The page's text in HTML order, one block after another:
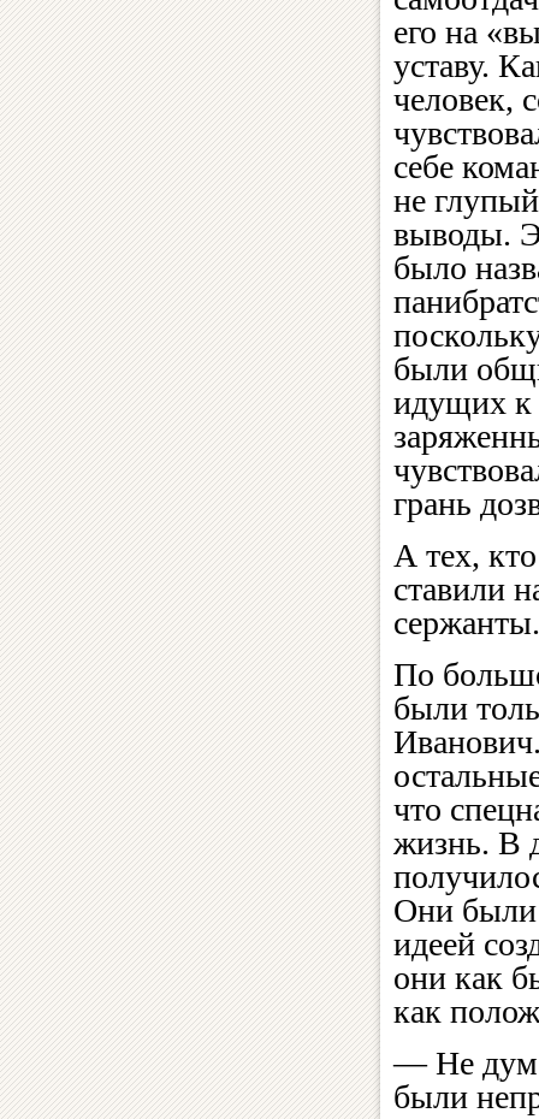
его на
уставу.
человек,
себе
не
выводы.
было
были
идущих к
грань
А тех,
ставили
сержанты.
По
были
что
жизнь. В
Они
идеей
они как
как
— Не
были